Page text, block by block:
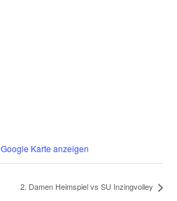
Google Karte anzeigen
2. Damen Heimspiel vs SU Inzingvolley